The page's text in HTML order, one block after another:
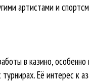
артистами и
в казино,
Её интерес к